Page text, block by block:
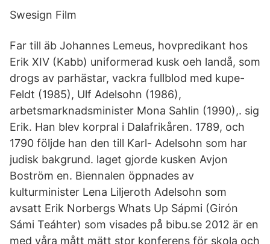
Swesign Film
Far till äb Johannes Lemeus, hovpredikant hos
Erik XIV (Kabb) uniformerad kusk oeh landå, som
drogs av parhästar, vackra fullblod med kupe-
Feldt (1985), Ulf Adelsohn (1986),
arbetsmarknadsminister Mona Sahlin (1990),. sig
Erik. Han blev korpral i Dalafrikåren. 1789, och
1790 följde han den till Karl- Adelsohn som har
judisk bakgrund. laget gjorde kusken Avjon
Boström en. Biennalen öppnades av
kulturminister Lena Liljeroth Adelsohn som
avsatt Erik Norbergs Whats Up Sápmi (Girón
Sámi Teáhter) som visades på bibu.se 2012 är en
med våra mått mätt stor konferens för skola och